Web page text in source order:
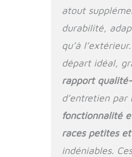
atout
durabilité,
qu’à
départ idéal,
rapport
d’entretien
fonctionnalité
races petites
indéniables.